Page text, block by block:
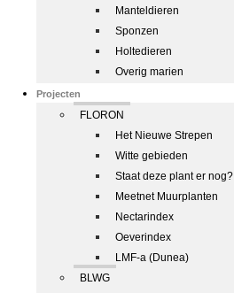
Manteldieren
Sponzen
Holtedieren
Overig marien
Projecten
FLORON
Het Nieuwe Strepen
Witte gebieden
Staat deze plant er nog?
Meetnet Muurplanten
Nectarindex
Oeverindex
LMF-a (Dunea)
BLWG